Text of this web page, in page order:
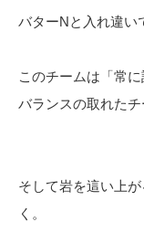
バターNと入れ違い
このチームは「常
バランスの取れたチ
そして岩を這い上
く。